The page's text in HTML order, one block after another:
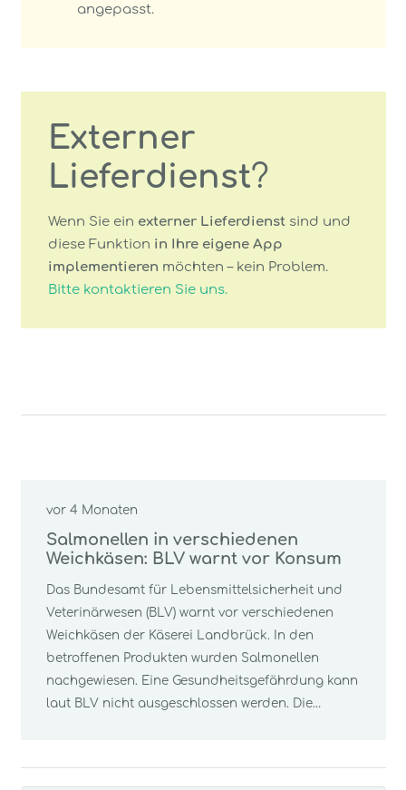
angepasst.
Externer
Lieferdienst?
Wenn Sie ein externer Lieferdienstsind und
diese Funktion in Ihre eigene App
implementieren möchten – kein Problem.
Bitte kontaktieren Sie uns.
vor 4 Monaten
Salmonellen in verschiedenen
Weichkäsen: BLV warnt vor Konsum
Das Bundesamt für Lebensmittelsicherheit und
Veterinärwesen (BLV) warnt vor verschiedenen
Weichkäsen der Käserei Landbrück. In den
betroffenen Produkten wurden Salmonellen
nachgewiesen. Eine Gesundheitsgefährdung kann
laut BLV nicht ausgeschlossen werden. Die…